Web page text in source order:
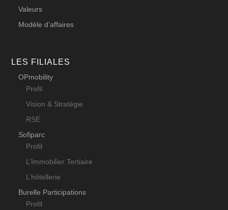
Valeurs
Modèle d’affaires
LES FILIALES
OPmobility
Profil
Vision & Stratégie
RSE
Sofiparc
Profil
L’Immobilier Tertiaire
L’hôtellerie
Burelle Participations
Profil